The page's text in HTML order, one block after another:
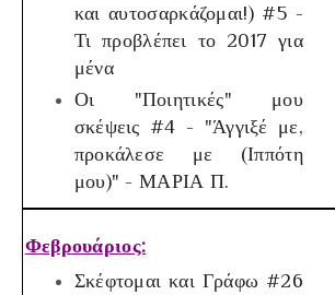
και αυτοσαρκάζομαι!) #5 -
Τι προβλέπει το 2017 για
μένα
Οι "Ποιητικές" μου
σκέψεις #4 - "Άγγιξέ με,
προκάλεσε με (Ιππότη
μου)" - ΜΑΡΙΑ Π.
Φεβρουάριος:
Σκέφτομαι και Γράφω #26